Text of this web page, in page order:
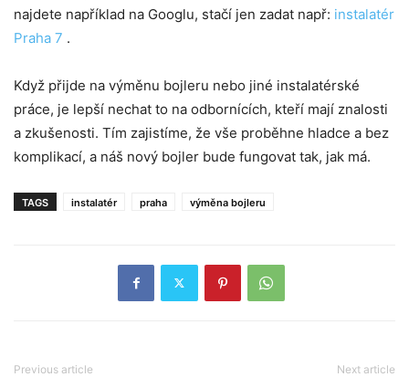
najdete například na Googlu, stačí jen zadat např: instalatér
Praha 7 .
Když přijde na výměnu bojleru nebo jiné instalatérské
práce, je lepší nechat to na odbornících, kteří mají znalosti
a zkušenosti. Tím zajistíme, že vše proběhne hladce a bez
komplikací, a náš nový bojler bude fungovat tak, jak má.
TAGS instalatér praha výměna bojleru
Previous article Next article